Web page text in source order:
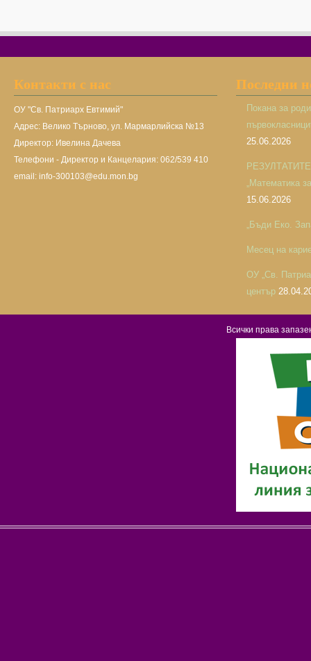
Контакти с нас
ОУ "Св. Патриарх Евтимий"
Адрес: Велико Търново, ул. Мармарлийска №13
Директор: Ивелина Дачева
Телефони - Директор и Канцелария: 062/539 410
email: info-300103@edu.mon.bg
Последни
Покана за
25.06.2026
РЕЗУЛТАТИТЕ
„Математика
15.06.2026
„Бъди Еко.
Месец на
ОУ „Св.
център
Всички права